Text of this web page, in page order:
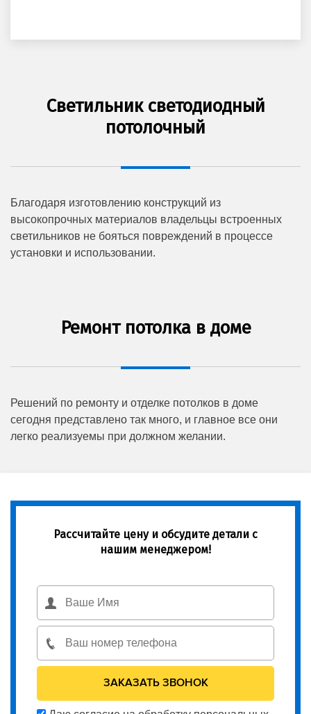
Светильник светодиодный
потолочный
Благодаря изготовлению конструкций из
высокопрочных материалов владельцы встроенных
светильников не бояться повреждений в процессе
установки и использовании.
Ремонт потолка в доме
Решений по ремонту и отделке потолков в доме
сегодня представлено так много, и главное все они
легко реализуемы при должном желании.
Рассчитайте цену и обсудите детали с
нашим менеджером!